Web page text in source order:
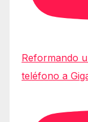
Reformando
teléfono a